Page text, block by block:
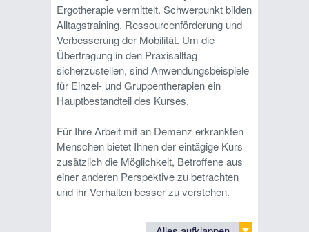
Ergotherapie vermittelt. Schwerpunkt bilden
Alltagstraining, Ressourcenförderung und
Verbesserung der Mobilität. Um die
Übertragung in den Praxisalltag
sicherzustellen, sind Anwendungsbeispiele
für Einzel- und Gruppentherapien ein
Hauptbestandteil des Kurses.
Für Ihre Arbeit mit an Demenz erkrankten
Menschen bietet Ihnen der eintägige Kurs
zusätzlich die Möglichkeit, Betroffene aus
einer anderen Perspektive zu betrachten
und ihr Verhalten besser zu verstehen.